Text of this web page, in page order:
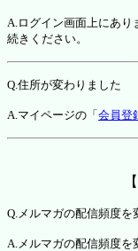
A.ログイン画面上にあり
続きください。
Q.住所が変わりました
A.マイページの「 会員登
Q.メルマガの配信頻度を
A.メルマガの配信頻度を